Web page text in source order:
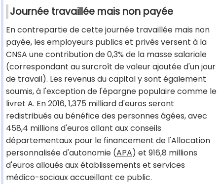
Journée travaillée mais non payée
En contrepartie de cette journée travaillée mais non
payée, les employeurs publics et privés versent à la
CNSA une contribution de 0,3% de la masse salariale
(correspondant au surcroît de valeur ajoutée d'un jour
de travail). Les revenus du capital y sont également
soumis, à l'exception de l'épargne populaire comme le
livret A. En 2016, 1,375 milliard d'euros seront
redistribués au bénéfice des personnes âgées, avec
458,4 millions d'euros allant aux conseils
départementaux pour le financement de l'Allocation
personnalisée d'autonomie (APA) et 916,8 millions
d'euros alloués aux établissements et services
médico-sociaux accueillant ce public.